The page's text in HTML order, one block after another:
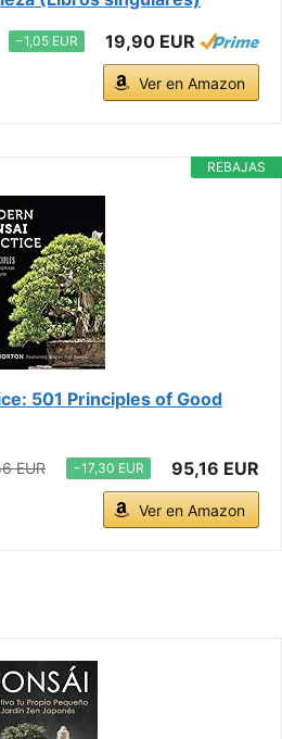
−1,05 EUR 19,90 EUR
Ver en Amazon
REBAJAS
501 Principles of Good
EUR −17,30 EUR 95,16 EUR
Ver en Amazon